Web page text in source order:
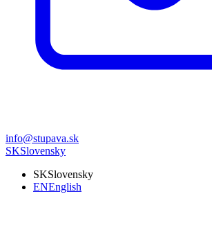
info@stupava.sk
SKSlovensky
SKSlovensky
ENEnglish